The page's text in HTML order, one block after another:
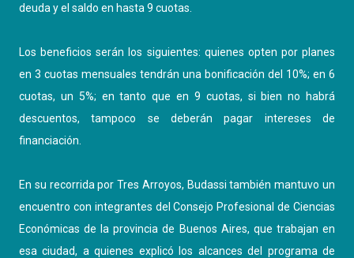
deuda y el saldo en hasta 9 cuotas.
Los beneficios serán los siguientes: quienes opten por planes
en 3 cuotas mensuales tendrán una bonificación del 10%; en 6
cuotas, un 5%; en tanto que en 9 cuotas, si bien no habrá
descuentos, tampoco se deberán pagar intereses de
financiación.
En su recorrida por Tres Arroyos, Budassi también mantuvo un
encuentro con integrantes del Consejo Profesional de Ciencias
Económicas de la provincia de Buenos Aires, que trabajan en
esa ciudad, a quienes explicó los alcances del programa de